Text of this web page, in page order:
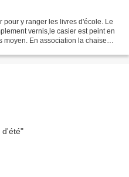
pour y ranger les livres d'école. Le
vernis,le casier est peint en
moyen. En association la chaise